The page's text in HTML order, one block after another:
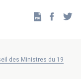
des Ministres du 19